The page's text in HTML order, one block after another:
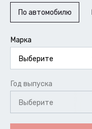
По автомобилю
Марка
Выберите
Год выпуска
Выберите